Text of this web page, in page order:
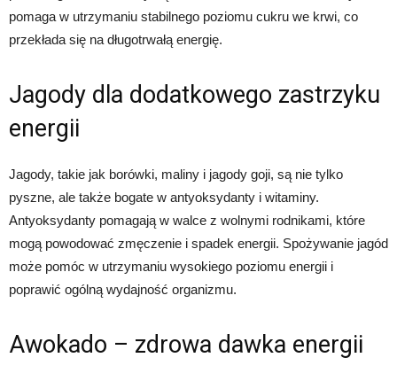
pomaga w utrzymaniu stabilnego poziomu cukru we krwi, co
przekłada się na długotrwałą energię.
Jagody dla dodatkowego zastrzyku
energii
Jagody, takie jak borówki, maliny i jagody goji, są nie tylko
pyszne, ale także bogate w antyoksydanty i witaminy.
Antyoksydanty pomagają w walce z wolnymi rodnikami, które
mogą powodować zmęczenie i spadek energii. Spożywanie jagód
może pomóc w utrzymaniu wysokiego poziomu energii i
poprawić ogólną wydajność organizmu.
Awokado – zdrowa dawka energii